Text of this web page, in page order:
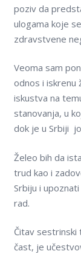
poziv da
ulogama koje
zdravstvene
Veoma sam
odnos i iskrenu
iskustva na
stanovanja, u
dok je u Srbiji
Želeo bih da
trud kao i
Srbiju i
rad.
Čitav sestrinski
čast, je